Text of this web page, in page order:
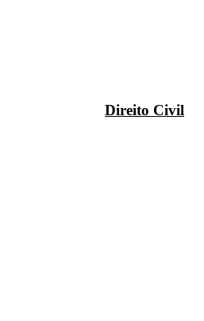
Direito Civil